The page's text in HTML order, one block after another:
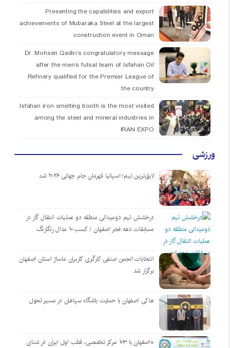
Presenting the capabilities and export
achievements of Mubaraka Steel at the largest
construction event in Oman
Dr. Mohsen Qadiri’s congratulatory message
after the men’s futsal team of Isfahan Oil
Refinery qualified for the Premier League of
the country
Isfahan iron smelting booth is the most visited
among the steel and mineral industries in
IRAN EXPO
ورزشی
لایق‌ترین تیم؛ اسپانیا قهرمان جام جهانی ۲۰۲۶ شد
درخشش تیم دومیدانی منطقه دو عملیات انتقال گاز در
مسابقات دهه فجر اصفهان / کسب ۱۰ مدال رنگارنگ
انتخابات انجمن صنفی کارگری کاربران ماساژ استان اصفهان
برگزار شد
هاکی اصفهان با حمایت باشگاه سپاهان در مسیر تحول
«اصفهان با ۱۰۳ مرکز تخصصی، قطب اول ایران در شنای